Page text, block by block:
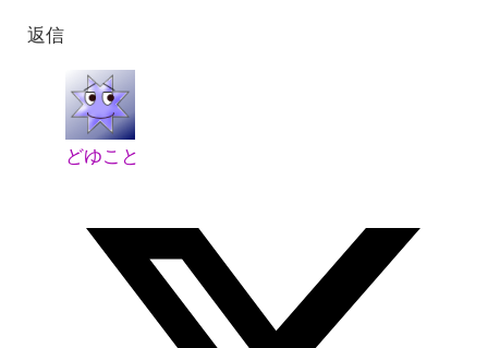
返信
どゆこと